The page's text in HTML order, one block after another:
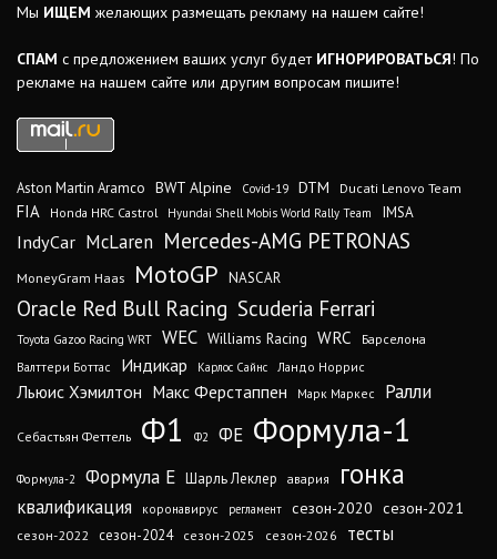
Мы ИЩЕМ желающих размещать рекламу на нашем сайте!
СПАМ с предложением ваших услуг будет ИГНОРИРОВАТЬСЯ! По
рекламе на нашем сайте или другим вопросам пишите!
Aston Martin Aramco BWT Alpine Covid-19 DTM Ducati Lenovo Team
FIA Honda HRC Castrol Hyundai Shell Mobis World Rally Team IMSA
IndyCar McLaren Mercedes-AMG PETRONAS
MoneyGram Haas MotoGP NASCAR
Oracle Red Bull Racing Scuderia Ferrari
Toyota Gazoo Racing WRT WEC Williams Racing WRC
Барселона
Валттери Боттас
Индикар Карлос Сайнс Ландо Норрис
Льюис Хэмилтон Макс Ферстаппен Марк Маркес Ралли
Себастьян Феттель Ф1 Ф2 ФЕ Формула-1
Формула-2 Формула Е Шарль Леклер авария гонка
квалификация коронавирус регламент сезон-2020 сезон-2021
сезон-2022 сезон-2024 сезон-2025 сезон-2026 тесты